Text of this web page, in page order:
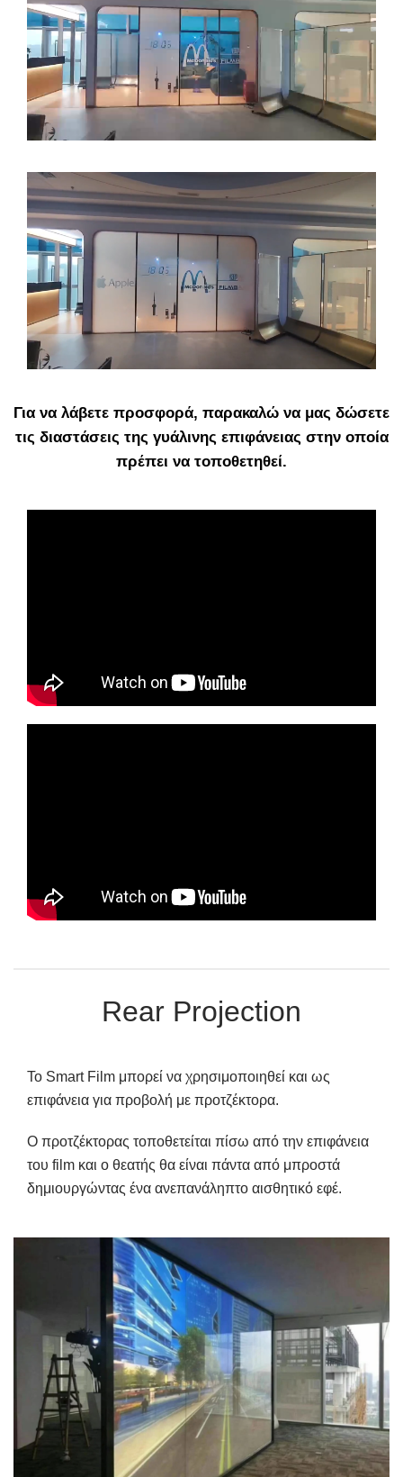
Για να λάβετε προσφορά, παρακαλώ να μας δώσετε
τις διαστάσεις της γυάλινης επιφάνειας στην οποία
πρέπει να τοποθετηθεί.
Rear Projection
Το Smart Film μπορεί να χρησιμοποιηθεί και ως
επιφάνεια για προβολή με προτζέκτορα.
Ο προτζέκτορας τοποθετείται πίσω από την επιφάνεια
του film και ο θεατής θα είναι πάντα από μπροστά
δημιουργώντας ένα ανεπανάληπτο αισθητικό εφέ.